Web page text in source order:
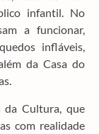
infantil. No
a funcionar,
infláveis,
da Casa do
Cultura, que
com realidade